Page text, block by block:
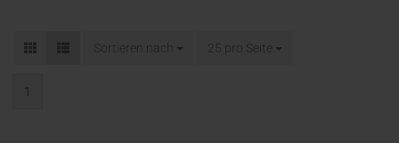
Sortieren nach 25 pro Seite
1